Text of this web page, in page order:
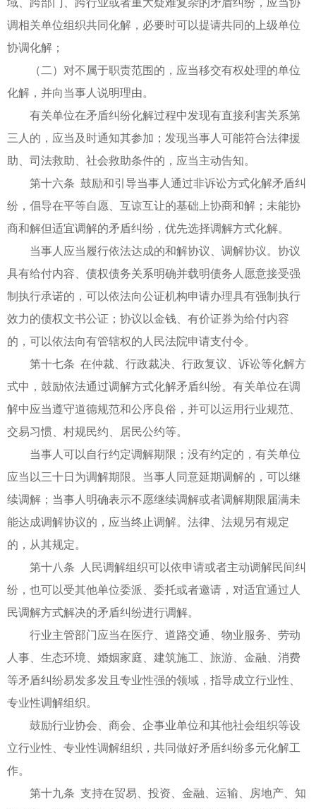
域、跨部门、跨行业或者重大疑难复杂的矛盾纠纷，应当协
调相关单位组织共同化解，必要时可以提请共同的上级单位
协调化解；
（二）对不属于职责范围的，应当移交有权处理的单位
化解，并向当事人说明理由。
有关单位在矛盾纠纷化解过程中发现有直接利害关系第
三人的，应当及时通知其参加；发现当事人可能符合法律援
助、司法救助、社会救助条件的，应当主动告知。
第十六条 鼓励和引导当事人通过非诉讼方式化解矛盾纠
纷，倡导在平等自愿、互谅互让的基础上协商和解；未能协
商和解但适宜调解的矛盾纠纷，优先选择调解方式化解。
当事人应当履行依法达成的和解协议、调解协议。协议
具有给付内容、债权债务关系明确并载明债务人愿意接受强
制执行承诺的，可以依法向公证机构申请办理具有强制执行
效力的债权文书公证；协议以金钱、有价证券为给付内容
的，可以依法向有管辖权的人民法院申请支付令。
第十七条 在仲裁、行政裁决、行政复议、诉讼等化解方
式中，鼓励依法通过调解方式化解矛盾纠纷。有关单位在调
解中应当遵守道德规范和公序良俗，并可以运用行业规范、
交易习惯、村规民约、居民公约等。
当事人可以自行约定调解期限；没有约定的，有关单位
应当以三十日为调解期限。当事人同意延期调解的，可以继
续调解；当事人明确表示不愿继续调解或者调解期限届满未
能达成调解协议的，应当终止调解。法律、法规另有规定
的，从其规定。
第十八条 人民调解组织可以依申请或者主动调解民间纠
纷，也可以受其他单位委派、委托或者邀请，对适宜通过人
民调解方式解决的矛盾纠纷进行调解。
行业主管部门应当在医疗、道路交通、物业服务、劳动
人事、生态环境、婚姻家庭、建筑施工、旅游、金融、消费
等矛盾纠纷易发多发且专业性强的领域，指导成立行业性、
专业性调解组织。
鼓励行业协会、商会、企事业单位和其他社会组织等设
立行业性、专业性调解组织，共同做好矛盾纠纷多元化解工
作。
第十九条 支持在贸易、投资、金融、运输、房地产、知